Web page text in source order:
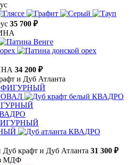
35 700 ₽
34 200 ₽
и Дуб Атланта
Дуб крафт и Дуб Атланта 31 300 ₽
МДФ